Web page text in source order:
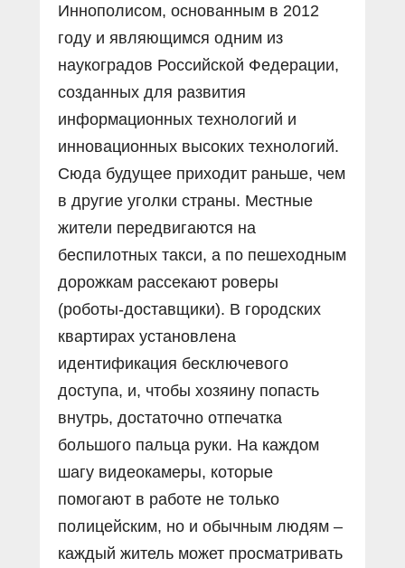
Иннополисом, основанным в 2012
году и являющимся одним из
наукоградов Российской Федерации,
созданных для развития
информационных технологий и
инновационных высоких технологий.
Сюда будущее приходит раньше, чем
в другие уголки страны. Местные
жители передвигаются на
беспилотных такси, а по пешеходным
дорожкам рассекают роверы
(роботы-доставщики). В городских
квартирах установлена
идентификация бесключевого
доступа, и, чтобы хозяину попасть
внутрь, достаточно отпечатка
большого пальца руки. На каждом
шагу видеокамеры, которые
помогают в работе не только
полицейским, но и обычным людям –
каждый житель может просматривать